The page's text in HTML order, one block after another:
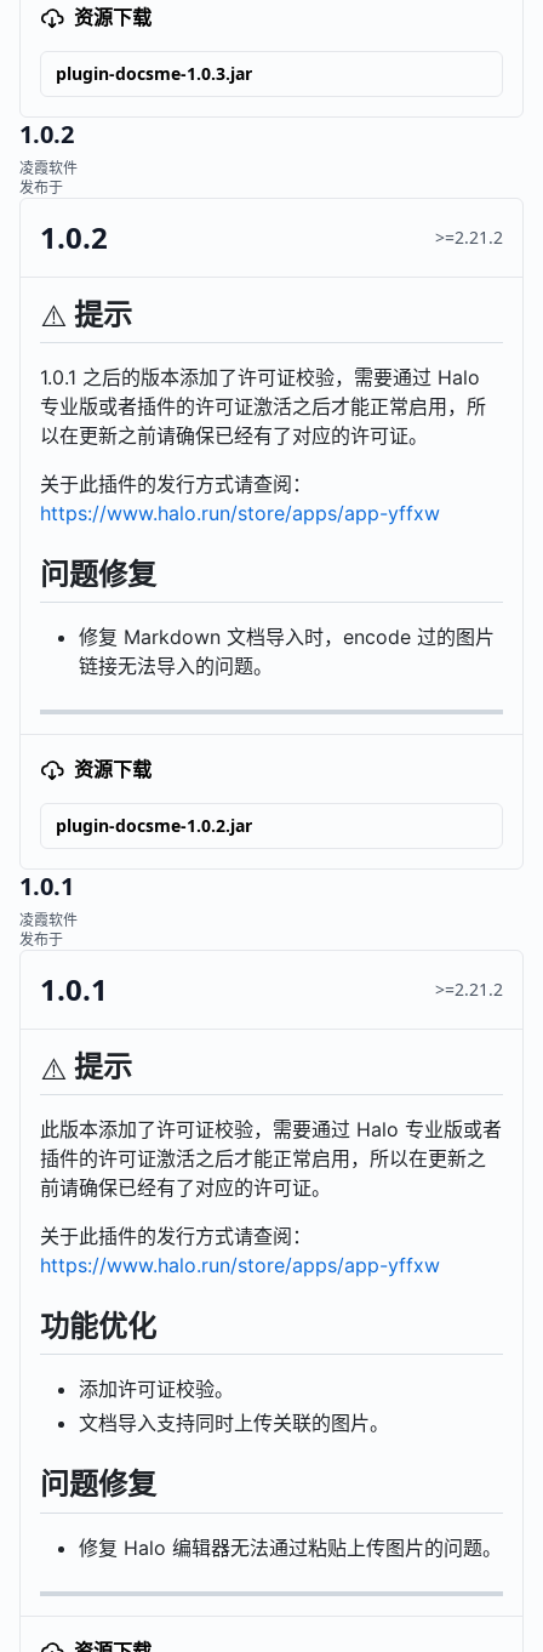
资源下载
plugin-docsme-1.0.3.jar
1.0.2
凌霞软件
发布于
1.0.2 >=2.21.2
⚠️ 提示
1.0.1 之后的版本添加了许可证校验，需要通过 Halo
专业版或者插件的许可证激活之后才能正常启用，所
以在更新之前请确保已经有了对应的许可证。
关于此插件的发行方式请查阅：
https://www.halo.run/store/apps/app-yffxw
问题修复
修复 Markdown 文档导入时，encode 过的图片
链接无法导入的问题。
资源下载
plugin-docsme-1.0.2.jar
1.0.1
凌霞软件
发布于
1.0.1 >=2.21.2
⚠️ 提示
此版本添加了许可证校验，需要通过 Halo 专业版或者
插件的许可证激活之后才能正常启用，所以在更新之
前请确保已经有了对应的许可证。
关于此插件的发行方式请查阅：
https://www.halo.run/store/apps/app-yffxw
功能优化
添加许可证校验。
文档导入支持同时上传关联的图片。
问题修复
修复 Halo 编辑器无法通过粘贴上传图片的问题。